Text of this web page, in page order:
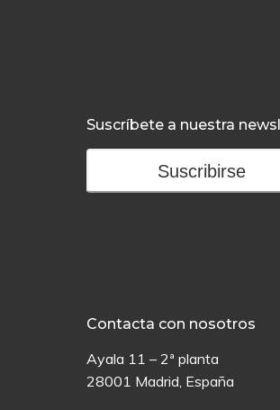
Suscríbete a nuestra
Suscribirse
Contacta con nosotros
Ayala 11 – 2ª planta
28001 Madrid, España